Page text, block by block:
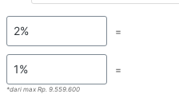
=
*dari max Rp. 9.559.600
=